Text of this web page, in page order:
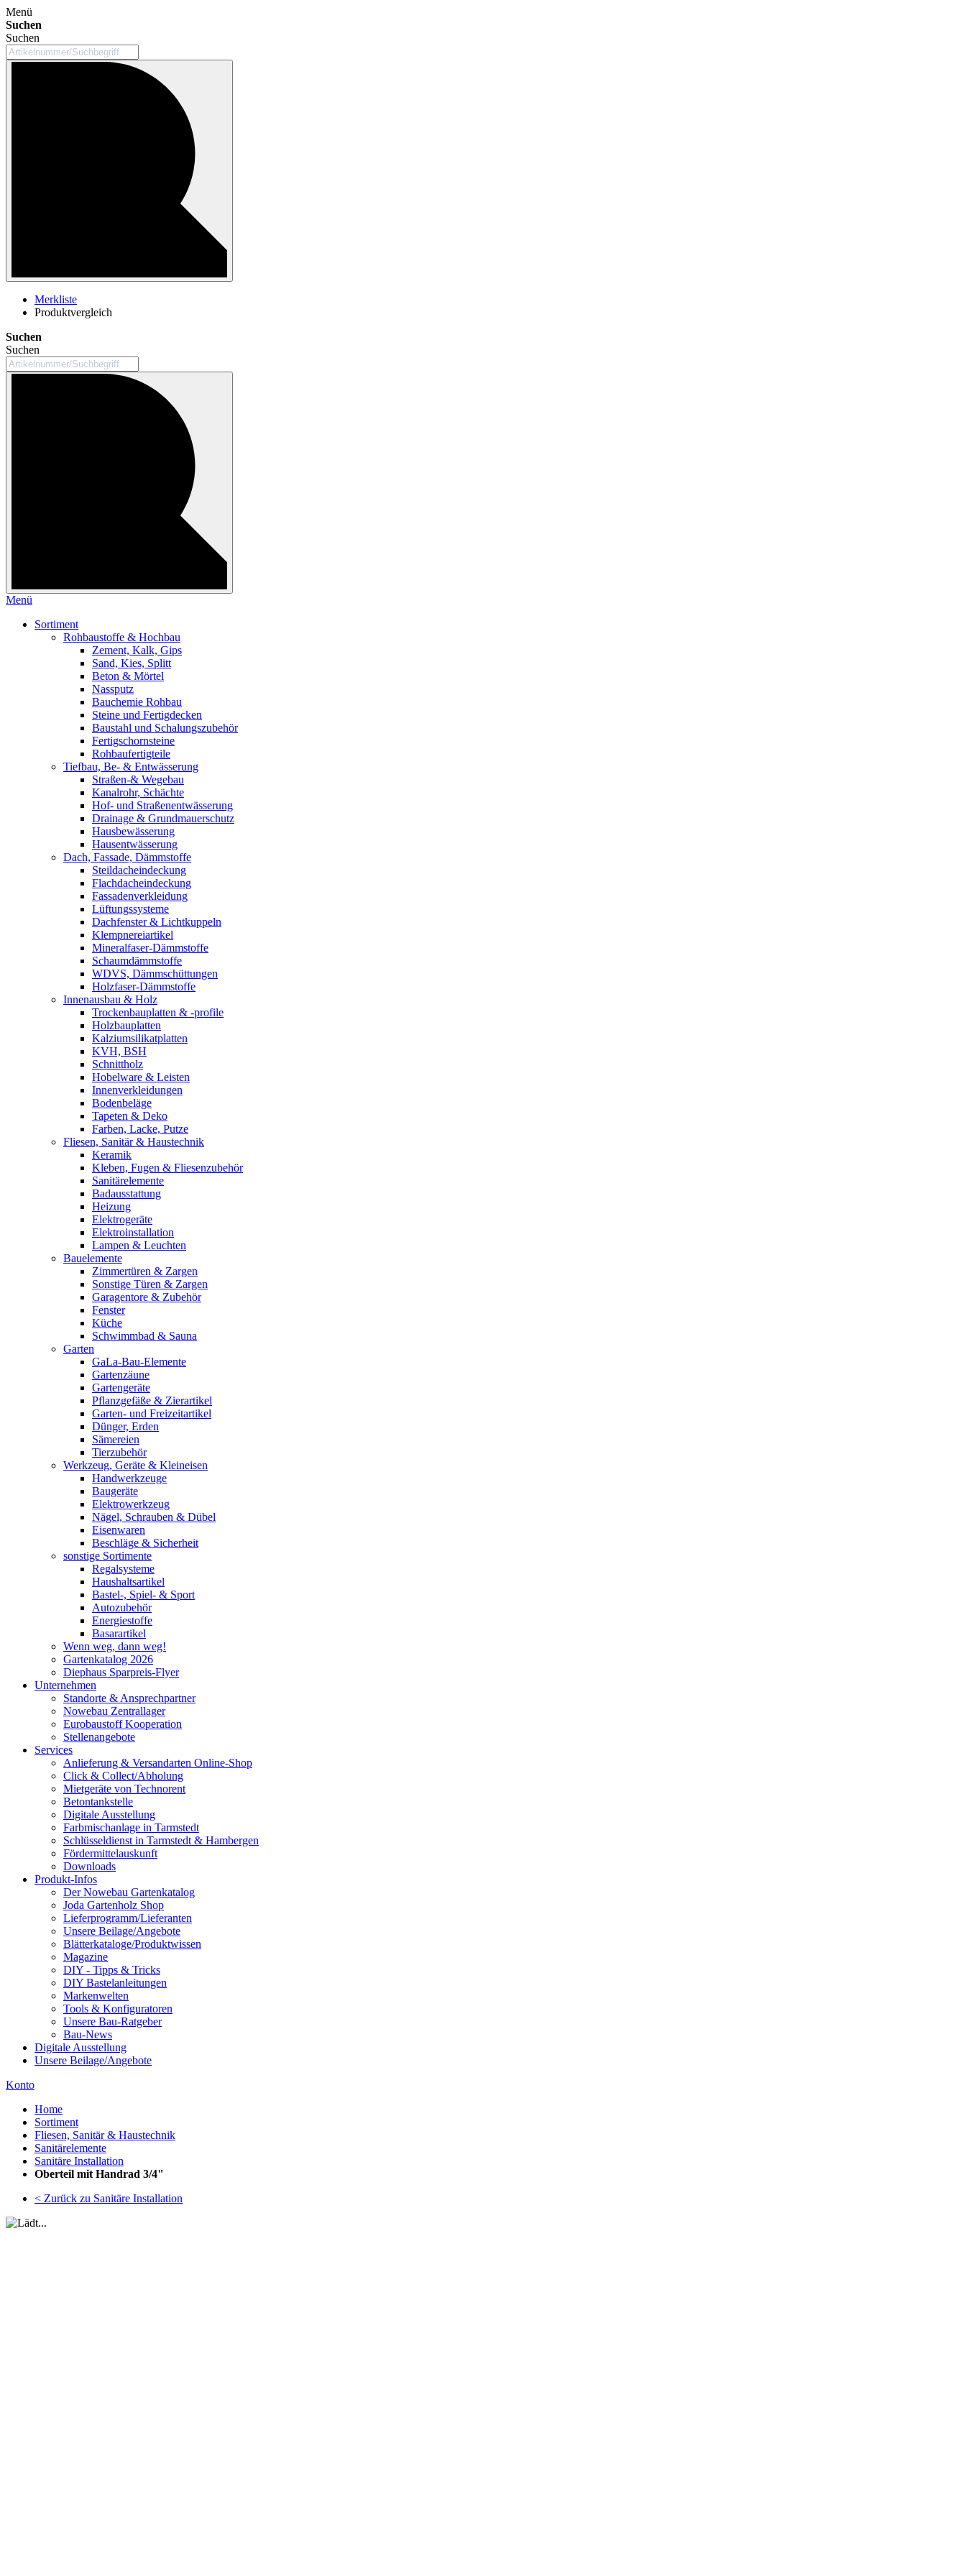
Menü
Suchen
Suchen
Merkliste
Produktvergleich
Suchen
Suchen
Menü
Sortiment
Rohbaustoffe & Hochbau
Zement, Kalk, Gips
Sand, Kies, Splitt
Beton & Mörtel
Nassputz
Bauchemie Rohbau
Steine und Fertigdecken
Baustahl und Schalungszubehör
Fertigschornsteine
Rohbaufertigteile
Tiefbau, Be- & Entwässerung
Straßen-& Wegebau
Kanalrohr, Schächte
Hof- und Straßenentwässerung
Drainage & Grundmauerschutz
Hausbewässerung
Hausentwässerung
Dach, Fassade, Dämmstoffe
Steildacheindeckung
Flachdacheindeckung
Fassadenverkleidung
Lüftungssysteme
Dachfenster & Lichtkuppeln
Klempnereiartikel
Mineralfaser-Dämmstoffe
Schaumdämmstoffe
WDVS, Dämmschüttungen
Holzfaser-Dämmstoffe
Innenausbau & Holz
Trockenbauplatten & -profile
Holzbauplatten
Kalziumsilikatplatten
KVH, BSH
Schnittholz
Hobelware & Leisten
Innenverkleidungen
Bodenbeläge
Tapeten & Deko
Farben, Lacke, Putze
Fliesen, Sanitär & Haustechnik
Keramik
Kleben, Fugen & Fliesenzubehör
Sanitärelemente
Badausstattung
Heizung
Elektrogeräte
Elektroinstallation
Lampen & Leuchten
Bauelemente
Zimmertüren & Zargen
Sonstige Türen & Zargen
Garagentore & Zubehör
Fenster
Küche
Schwimmbad & Sauna
Garten
GaLa-Bau-Elemente
Gartenzäune
Gartengeräte
Pflanzgefäße & Zierartikel
Garten- und Freizeitartikel
Dünger, Erden
Sämereien
Tierzubehör
Werkzeug, Geräte & Kleineisen
Handwerkzeuge
Baugeräte
Elektrowerkzeug
Nägel, Schrauben & Dübel
Eisenwaren
Beschläge & Sicherheit
sonstige Sortimente
Regalsysteme
Haushaltsartikel
Bastel-, Spiel- & Sport
Autozubehör
Energiestoffe
Basarartikel
Wenn weg, dann weg!
Gartenkatalog 2026
Diephaus Sparpreis-Flyer
Unternehmen
Standorte & Ansprechpartner
Nowebau Zentrallager
Eurobaustoff Kooperation
Stellenangebote
Services
Anlieferung & Versandarten Online-Shop
Click & Collect/Abholung
Mietgeräte von Technorent
Betontankstelle
Digitale Ausstellung
Farbmischanlage in Tarmstedt
Schlüsseldienst in Tarmstedt & Hambergen
Fördermittelauskunft
Downloads
Produkt-Infos
Der Nowebau Gartenkatalog
Joda Gartenholz Shop
Lieferprogramm/Lieferanten
Unsere Beilage/Angebote
Blätterkataloge/Produktwissen
Magazine
DIY - Tipps & Tricks
DIY Bastelanleitungen
Markenwelten
Tools & Konfiguratoren
Unsere Bau-Ratgeber
Bau-News
Digitale Ausstellung
Unsere Beilage/Angebote
Konto
Home
Sortiment
Fliesen, Sanitär & Haustechnik
Sanitärelemente
Sanitäre Installation
Oberteil mit Handrad 3/4"
< Zurück zu Sanitäre Installation